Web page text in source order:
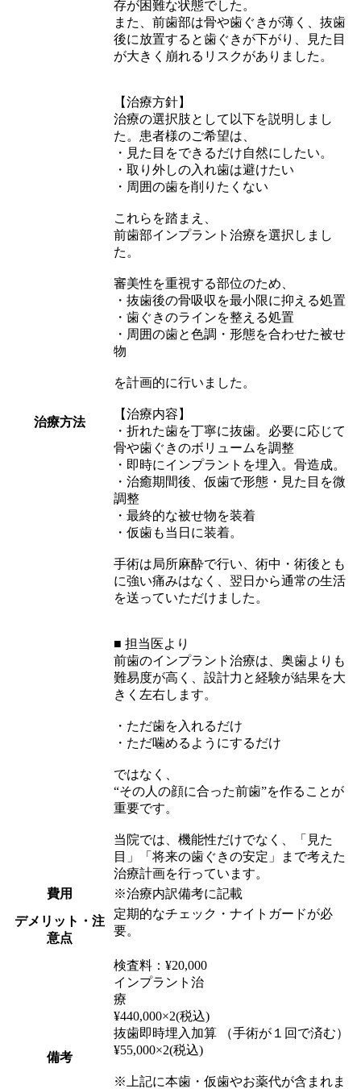
治療方法
存が困難な状態でした。
また、前歯部は骨や歯ぐきが薄く、抜歯
後に放置すると歯ぐきが下がり、見た目
が大きく崩れるリスクがありました。
【治療方針】
治療の選択肢として以下を説明しまし
た。患者様のご希望は、
・見た目をできるだけ自然にしたい。
・取り外しの入れ歯は避けたい
・周囲の歯を削りたくない
これらを踏まえ、
前歯部インプラント治療を選択しまし
た。
審美性を重視する部位のため、
・抜歯後の骨吸収を最小限に抑える処置
・歯ぐきのラインを整える処置
・周囲の歯と色調・形態を合わせた被せ
物
を計画的に行いました。
【治療内容】
・折れた歯を丁寧に抜歯。必要に応じて
骨や歯ぐきのボリュームを調整
・即時にインプラントを埋入。骨造成。
・治癒期間後、仮歯で形態・見た目を微
調整
・最終的な被せ物を装着
・仮歯も当日に装着。
手術は局所麻酔で行い、術中・術後とも
に強い痛みはなく、翌日から通常の生活
を送っていただけました。
■ 担当医より
前歯のインプラント治療は、奥歯よりも
難易度が高く、設計力と経験が結果を大
きく左右します。
・ただ歯を入れるだけ
・ただ噛めるようにするだけ
ではなく、
“その人の顔に合った前歯”を作ることが
重要です。
当院では、機能性だけでなく、「見た
目」「将来の歯ぐきの安定」まで考えた
治療計画を行っています。
費用
※治療内訳備考に記載
デメリット・注
意点
定期的なチェック・ナイトガードが必
要。
備考
検査料：¥20,000
インプラント治
療
¥440,000×2(税込)
抜歯即時埋入加算 （手術が１回で済む）
¥55,000×2(税込)
※上記に本歯・仮歯やお薬代が含まれま